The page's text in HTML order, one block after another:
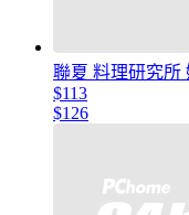
聯夏 料理研究所
$113
$126